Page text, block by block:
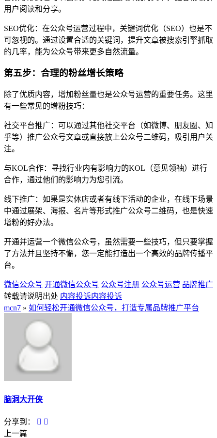
用户阅读和分享。
SEO优化：在公众号运营过程中，关键词优化（SEO）也是不
可忽视的。通过设置合适的关键词，提升文章被搜索引擎抓取
的几率，能为公众号带来更多自然流量。
第五步：合理的粉丝增长策略
除了优质内容，增加粉丝量也是公众号运营的重要任务。这里
有一些常见的增粉技巧：
社交平台推广：可以通过其他社交平台（如微博、朋友圈、知
乎等）推广公众号文章或直接放上公众号二维码，吸引用户关
注。
与KOL合作：寻找行业内有影响力的KOL（意见领袖）进行
合作，通过他们的影响力为您引流。
线下推广：如果是实体店或者有线下活动的企业，在线下场景
中通过展架、海报、名片等形式推广公众号二维码，也是快速
增粉的好办法。
开通并运营一个微信公众号，虽然需要一些技巧，但只要掌握
了方法并且坚持不懈，您一定能打造出一个高效的品牌传播平
台。
微信公众号 开通微信公众号 公众号注册 公众号运营 品牌推广
转载请说明出处 内容投诉内容投诉
mcn7 » 如何轻松开通微信公众号，打造专属品牌推广平台
脑洞大开侠
分享到：
上一篇